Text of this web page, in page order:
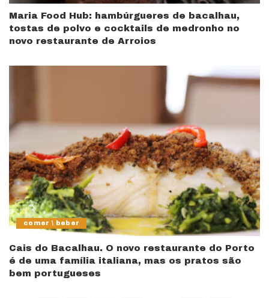
Maria Food Hub: hambúrgueres de bacalhau,
tostas de polvo e cocktails de medronho no
novo restaurante de Arroios
comer \ beber
Cais do Bacalhau. O novo restaurante do Porto
é de uma família italiana, mas os pratos são
bem portugueses